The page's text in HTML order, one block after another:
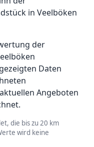
in Veelböken
der
Daten
Angeboten
die bis zu 20 km
wird keine